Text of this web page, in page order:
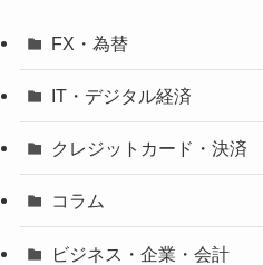
FX・為替
IT・デジタル経済
クレジットカード・決済
コラム
ビジネス・企業・会計